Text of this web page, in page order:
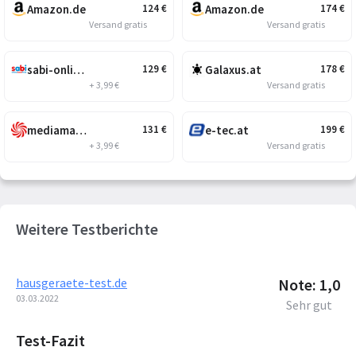
124€
Amazon.de
Versand gratis
129€
sabi-online.at
+ 3,99 €
131 €
mediamarkt.at
+ 3,99 €
174€
Amazon.de
Versand gratis
178€
Galaxus.at
Versand gratis
199€
e-tec.at
Versand gratis
Weitere Testberichte
hausgeraete-test.de
03.03.2022
Note: 1,0
Sehr gut
Test-Fazit